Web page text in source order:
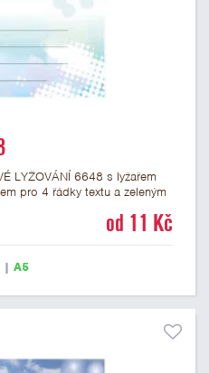
LYŽOVÁNÍ 6648 s lyžařem
pro 4 řádky textu a zeleným
slalomu má gramáž 250
od 11 Kč
| A5